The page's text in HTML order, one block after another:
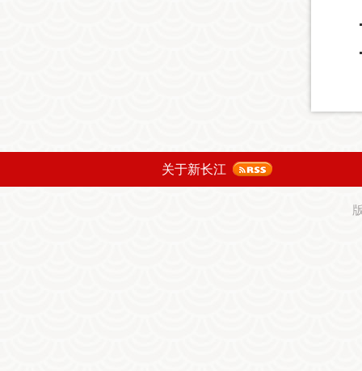
关于新长江